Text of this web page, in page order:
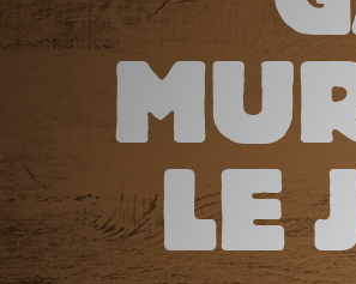
LE